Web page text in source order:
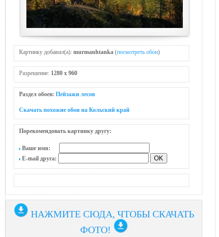
Картинку добавил(а): murmanhtanka (посмотреть обои)
Разрешение: 1280 x 960
Раздел обоев: Пейзажи лесов
Скачать похожие обои на Кольский край
Порекомендовать картинку другу:
Ваше имя:
E-mail друга:
НАЖМИТЕ СЮДА, ЧТОБЫ СКАЧАТЬ
ФОТО!